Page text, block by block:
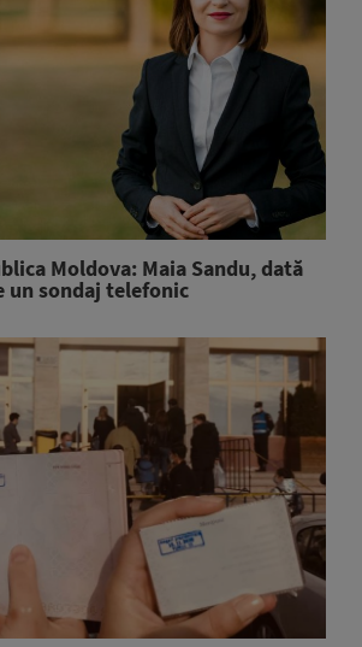
Moldova: Maia Sandu, dată
un sondaj telefonic